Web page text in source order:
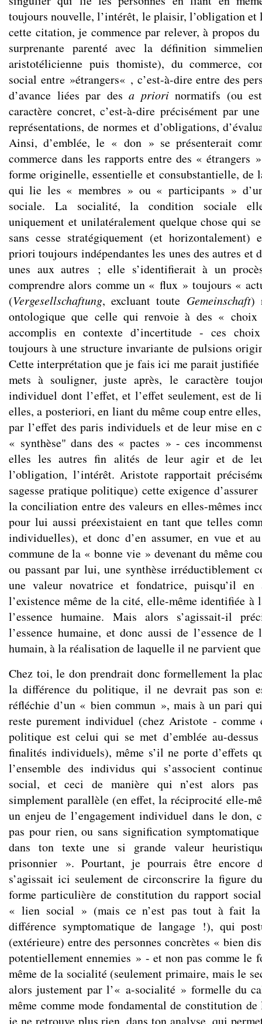
toujours nouvelle, l’intérêt, le plaisir, l’obligation et
cette citation, je commence par relever, à propos
surprenante parenté avec la définition
aristotélicienne puis thomiste), du commerce,
social entre »étrangers« , c’est-à-dire entre des
d’avance liées par des a priorinormatifs (ou
caractère concret, c’est-à-dire précisément par
représentations, de normes et d’obligations,
Ainsi, d’emblée, le « don » se présenterait
commerce dans les rapports entre des « étrangers
forme originelle, essentielle et consubstantielle, de
qui lie les « membres » ou « participants »
sociale. La socialité, la condition sociale
uniquement et unilatéralement quelque chose qui
sans cesse stratégiquement (et horizontalement)
priori toujours indépendantes les unes des autres et
unes aux autres ; elle s’identifierait à un
comprendre alors comme un « flux » toujours «
(Vergesellschaftung, excluant toute Gemeinschaft)
ontologique que celle qui renvoie à des «
accomplis en contexte d’incertitude - ces choix
toujours à une structure invariante de pulsions
Cette interprétation que je fais ici me parait justifiée
mets à souligner, juste après, le caractère
individuel dont l’effet, et l’effet seulement, est de
elles, a posteriori, en liant du même coup entre
par l’effet des paris individuels et de leur mise en
« synthèse" dans des « pactes » - ces
elles les autres fin alités de leur agir et de
l’obligation, l’intérêt. Aristote rapportait
sagesse pratique politique) cette exigence
la conciliation entre des valeurs en elles-mêmes
pour lui aussi préexistaient en tant que telles
individuelles), et donc d’en assumer, en vue et
commune de la « bonne vie » devenant du même
ou passant par lui, une synthèse irréductiblement
une valeur novatrice et fondatrice, puisqu’il en
l’existence même de la cité, elle-même identifiée
l’essence humaine. Mais alors s’agissait-il
l’essence humaine, et donc aussi de l’essence
humain, à la réalisation de laquelle il ne parvient
Chez toi, le don prendrait donc formellement la
la différence du politique, il ne devrait pas son
réfléchie d’un « bien commun », mais à un pari
reste purement individuel (chez Aristote - comme
politique est celui qui se met d’emblée au-
finalités individuels), même s’il ne porte d’effets
l’ensemble des individus qui s’associent
social, et ceci de manière qui n’est alors
simplement parallèle (en effet, la réciprocité elle-
un enjeu de l’engagement individuel dans le don,
pas pour rien, ou sans signification
dans ton texte une si grande valeur
prisonnier ». Pourtant, je pourrais être encore
s’agissait ici seulement de circonscrire la figure
forme particulière de constitution du rapport
« lien social » (mais ce n’est pas tout à fait
différence symptomatique de langage !), qui
(extérieure) entre des personnes concrètes « bien
potentiellement ennemies » - et non pas comme le
même de la socialité (seulement primaire, mais le
alors justement par l’« a-socialité » formelle du
même comme mode fondamental de constitution
je ne retrouve plus rien, dans ton analyse, qui